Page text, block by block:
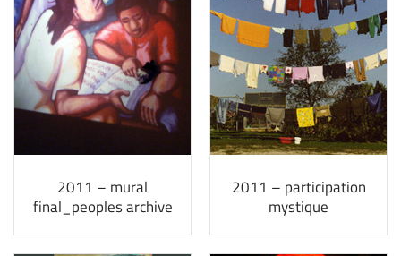
2011 – mural
final_peoples archive
2011 – participation
mystique